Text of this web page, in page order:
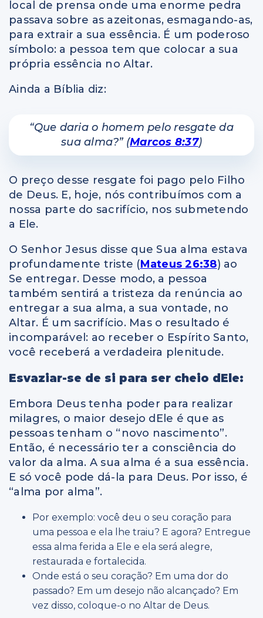
local de prensa onde uma enorme pedra
passava sobre as azeitonas, esmagando-as,
para extrair a sua essência. É um poderoso
símbolo: a pessoa tem que colocar a sua
própria essência no Altar.
Ainda a Bíblia diz:
“Que daria o homem pelo resgate da
sua alma?” (Marcos 8:37)
O preço desse resgate foi pago pelo Filho
de Deus. E, hoje, nós contribuímos com a
nossa parte do sacrifício, nos submetendo
a Ele.
O Senhor Jesus disse que Sua alma estava
profundamente triste (Mateus 26:38) ao
Se entregar. Desse modo, a pessoa
também sentirá a tristeza da renúncia ao
entregar a sua alma, a sua vontade, no
Altar. É um sacrifício. Mas o resultado é
incomparável: ao receber o Espírito Santo,
você receberá a verdadeira plenitude.
Esvaziar-se de si para ser cheio dEle:
Embora Deus tenha poder para realizar
milagres, o maior desejo dEle é que as
pessoas tenham o “novo nascimento”.
Então, é necessário ter a consciência do
valor da alma. A sua alma é a sua essência.
E só você pode dá-la para Deus. Por isso, é
“alma por alma”.
Por exemplo: você deu o seu coração para
uma pessoa e ela lhe traiu? E agora? Entregue
essa alma ferida a Ele e ela será alegre,
restaurada e fortalecida.
Onde está o seu coração? Em uma dor do
passado? Em um desejo não alcançado? Em
vez disso, coloque-o no Altar de Deus.